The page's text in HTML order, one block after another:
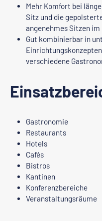
Mehr Komfort bei
Sitz und die
angenehmes Sitzen
Gut kombinierbar in
verschiedene
Gastronomie
Restaurants
Hotels
Cafés
Bistros
Kantinen
Konferenzbereiche
Veranstaltungsräume